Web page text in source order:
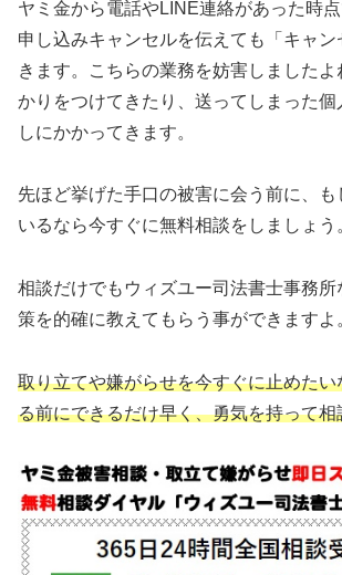
ヤミ金から電話やLINE連絡があった時点
申し込みキャンセルを伝えても「キャ
きます。こちらの業務を妨害しました
かりをつけてきたり、送ってしまった個
しにかかってきます。
先ほど挙げた手口の被害に会う前に、も
いるなら今すぐに無料相談をしましょう
相談だけでもウィズユー司法書士事務
策を的確に教えてもらう事ができますよ
取り立てや嫌がらせを今すぐに止めた
る前にできるだけ早く、勇気を持って